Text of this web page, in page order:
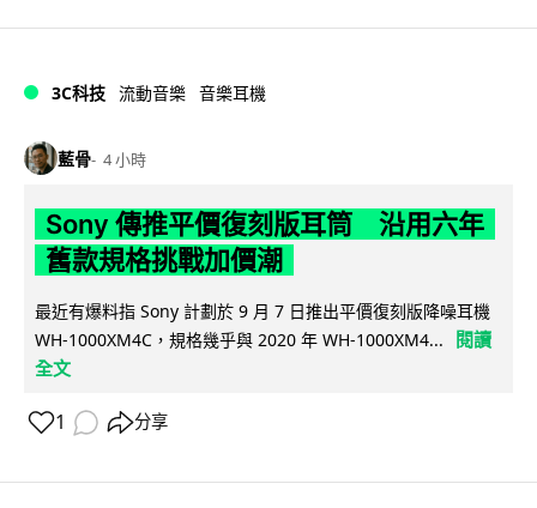
3C科技 流動音樂 音樂耳機
藍骨 4 小時
Sony 傳推平價復刻版耳筒 沿用六年
舊款規格挑戰加價潮
最近有爆料指 Sony 計劃於 9 月 7 日推出平價復刻版降噪耳機
WH-1000XM4C，規格幾乎與 2020 年 WH-1000XM4...
閱讀
全文
1 分享